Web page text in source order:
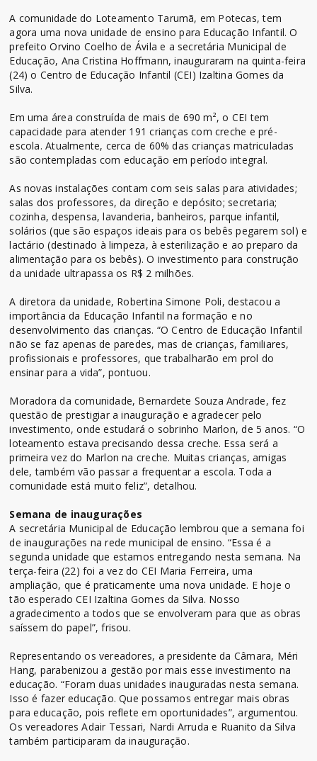
A comunidade do Loteamento Tarumã, em Potecas, tem
agora uma nova unidade de ensino para Educação Infantil. O
prefeito Orvino Coelho de Ávila e a secretária Municipal de
Educação, Ana Cristina Hoffmann, inauguraram na quinta-feira
(24) o Centro de Educação Infantil (CEI) Izaltina Gomes da
Silva.
Em uma área construída de mais de 690 m², o CEI tem
capacidade para atender 191 crianças com creche e pré-
escola. Atualmente, cerca de 60% das crianças matriculadas
são contempladas com educação em período integral.
As novas instalações contam com seis salas para atividades;
salas dos professores, da direção e depósito; secretaria;
cozinha, despensa, lavanderia, banheiros, parque infantil,
solários (que são espaços ideais para os bebês pegarem sol) e
lactário (destinado à limpeza, à esterilização e ao preparo da
alimentação para os bebês). O investimento para construção
da unidade ultrapassa os R$ 2 milhões.
A diretora da unidade, Robertina Simone Poli, destacou a
importância da Educação Infantil na formação e no
desenvolvimento das crianças. “O Centro de Educação Infantil
não se faz apenas de paredes, mas de crianças, familiares,
profissionais e professores, que trabalharão em prol do
ensinar para a vida”, pontuou.
Moradora da comunidade, Bernardete Souza Andrade, fez
questão de prestigiar a inauguração e agradecer pelo
investimento, onde estudará o sobrinho Marlon, de 5 anos. “O
loteamento estava precisando dessa creche. Essa será a
primeira vez do Marlon na creche. Muitas crianças, amigas
dele, também vão passar a frequentar a escola. Toda a
comunidade está muito feliz”, detalhou.
Semana de inaugurações
A secretária Municipal de Educação lembrou que a semana foi
de inaugurações na rede municipal de ensino. “Essa é a
segunda unidade que estamos entregando nesta semana. Na
terça-feira (22) foi a vez do CEI Maria Ferreira, uma
ampliação, que é praticamente uma nova unidade. E hoje o
tão esperado CEI Izaltina Gomes da Silva. Nosso
agradecimento a todos que se envolveram para que as obras
saíssem do papel”, frisou.
Representando os vereadores, a presidente da Câmara, Méri
Hang, parabenizou a gestão por mais esse investimento na
educação. “Foram duas unidades inauguradas nesta semana.
Isso é fazer educação. Que possamos entregar mais obras
para educação, pois reflete em oportunidades”, argumentou.
Os vereadores Adair Tessari, Nardi Arruda e Ruanito da Silva
também participaram da inauguração.